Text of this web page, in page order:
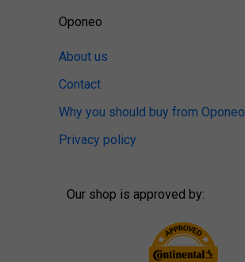
Oponeo
About us
Contact
Why you should buy from Oponeo
Privacy policy
Our shop is approved by: